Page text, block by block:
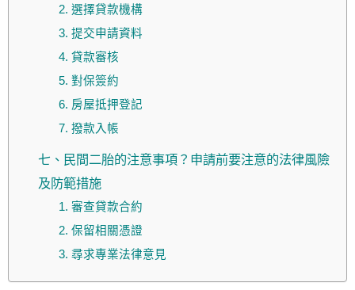
2. 選擇貸款機構
3. 提交申請資料
4. 貸款審核
5. 對保簽約
6. 房屋抵押登記
7. 撥款入帳
七、民間二胎的注意事項？申請前要注意的法律風險
及防範措施
1. 審查貸款合約
2. 保留相關憑證
3. 尋求專業法律意見